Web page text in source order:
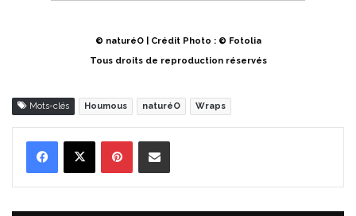
© naturéO | Crédit Photo : © Fotolia
Tous droits de reproduction réservés
Mots-clés Houmous naturéO Wraps